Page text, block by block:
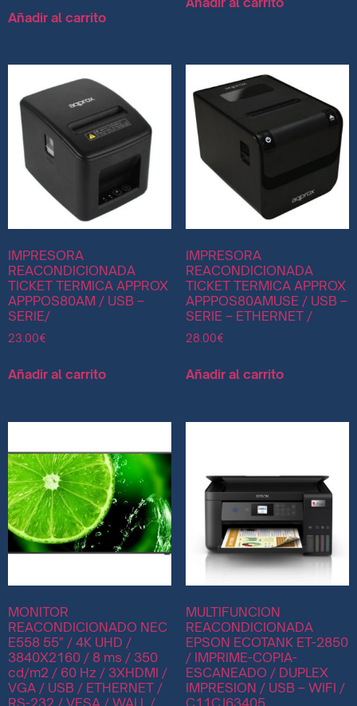
Añadir al carrito
IMPRESORA
REACONDICIONADA
TICKET TERMICA APPROX
APPPOS80AM / USB –
SERIE/
23.00€
Añadir al carrito
IMPRESORA
REACONDICIONADA
TICKET TERMICA APPROX
APPPOS80AMUSE / USB –
SERIE – ETHERNET /
28.00€
Añadir al carrito
MONITOR
REACONDICIONADO NEC
E558 55″ / 4K UHD /
3840X2160 / 8 ms / 350
cd/m2 / 60 Hz / 3XHDMI /
VGA / USB / ETHERNET /
MULTIFUNCION
REACONDICIONADA
EPSON ECOTANK ET-2850
/ IMPRIME-COPIA-
ESCANEADO / DUPLEX
IMPRESION / USB – WIFI /